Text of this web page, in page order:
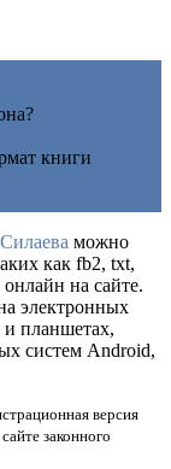
книги
можно
как fb2, txt,
на сайте.
электронных
планшетах,
систем Android,
версия
законного